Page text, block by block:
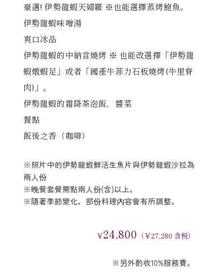
豪邁! 伊勢龍蝦天婦羅 ※也能選擇蒸烤鮑魚。
伊勢龍蝦味噌湯
爽口冰品
伊勢龍蝦的中納言燒烤 ※ 也能改選擇「伊勢龍
蝦燉蝦足」或者「國產牛菲力石板燒烤(牛里脊
肉)」。
伊勢龍蝦的霜降茶泡飯，醬菜
餐點
飯後之香（咖啡）
※照片中的伊勢龍蝦鮮活生魚片與伊勢龍蝦沙拉為
兩人份
※晚餐套餐需點兩人份(含)以上。
※隨著季節變化，部份料理內容會有所調整。
￥24,800 （￥27,280 含税）
※另外酌收10%服務費。